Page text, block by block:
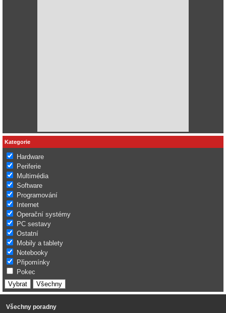
Kategorie
Hardware
Periferie
Multimédia
Software
Programování
Internet
Operační systémy
PC sestavy
Ostatní
Mobily a tablety
Notebooky
Připomínky
Pokec
Všechny poradny